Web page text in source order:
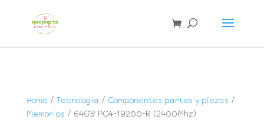
Home / Tecnología / Componentes partes y piezas /
Memorias / 64GB PC4-19200-R (2400Mhz)